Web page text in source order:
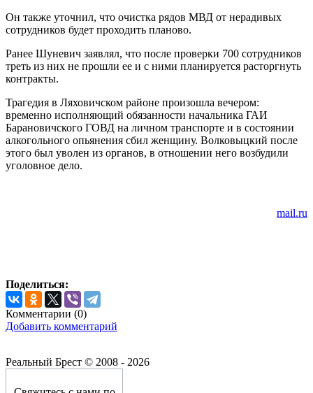
Он также уточнил, что очистка рядов МВД от нерадивых
сотрудников будет проходить планово.
Ранее Шуневич заявлял, что после проверки 700 сотрудников
треть из них не прошли ее и с ними планируется расторгнуть
контракты.
Трагедия в Ляховичском районе произошла вечером:
временно исполняющий обязанности начальника ГАИ
Барановичского ГОВД на личном транспорте и в состоянии
алкогольного опьянения сбил женщину. Волковыцкий после
этого был уволен из органов, в отношении него возбудили
уголовное дело.
mail.ru
Поделиться:
Комментарии (0)
Добавить комментарий
Реальный Брест © 2008 - 2026